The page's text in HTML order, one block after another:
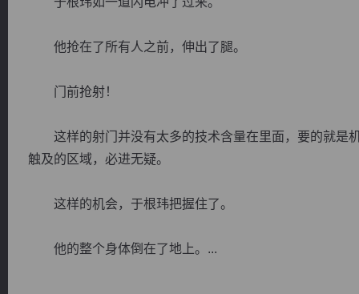
他抢在了所有人之前，伸出了腿。
门前抢射！
这样的射门并没有太多的技术含量在里面，要的就是
触及的区域，必进无疑。
这样的机会，于根玮把握住了。
他的整个身体倒在了地上。...